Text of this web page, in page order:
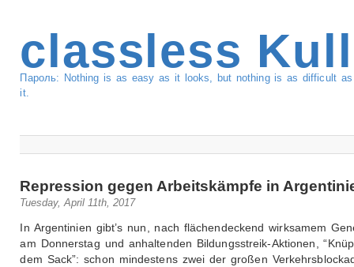
classless
Пароль: Nothing is as easy as it looks, but nothing is as difficult
it.
Repression gegen Arbeitskämpfe in
Tuesday, April 11th, 2017
In Argentinien gibt’s nun, nach flächendeckend wirksamem
am Donnerstag und anhaltenden Bildungsstreik-Aktionen,
dem Sack”: schon mindestens zwei der großen